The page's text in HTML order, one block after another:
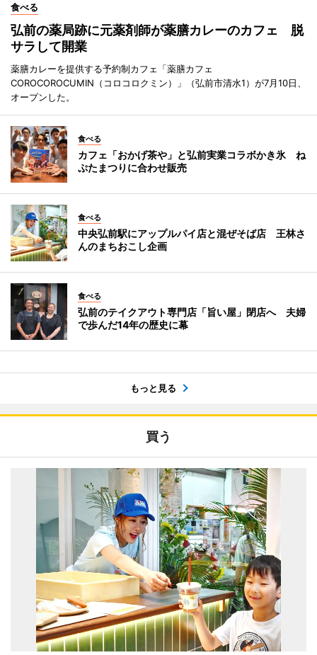
食べる
弘前の薬局跡に元薬剤師が薬膳カレーのカフェ 脱
サラして開業
薬膳カレーを提供する予約制カフェ「薬膳カフェ
COROCOROCUMIN（コロコロクミン）」（弘前市清水1）が7月10日、
オープンした。
食べる
カフェ「おかげ茶や」と弘前実業コラボかき氷 ね
ぷたまつりに合わせ販売
食べる
中央弘前駅にアップルパイ店と混ぜそば店 王林さ
んのまちおこし企画
食べる
弘前のテイクアウト専門店「旨い屋」閉店へ 夫婦
で歩んだ14年の歴史に幕
もっと見る
買う